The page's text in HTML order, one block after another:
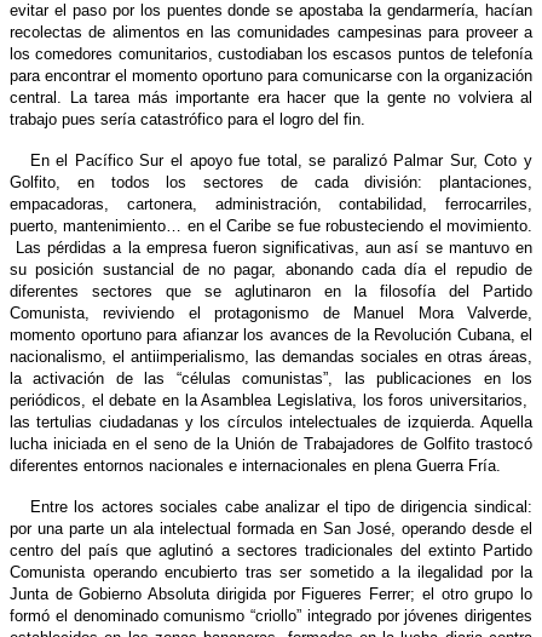
evitar el paso por los puentes donde se apostaba la gendarmería, hacían
recolectas de alimentos en las comunidades campesinas para proveer a
los comedores comunitarios, custodiaban los escasos puntos de telefonía
para encontrar el momento oportuno para comunicarse con la organización
central. La tarea más importante era hacer que la gente no volviera al
trabajo pues sería catastrófico para el logro del fin.
En el Pacífico Sur el apoyo fue total, se paralizó Palmar Sur, Coto y
Golfito, en todos los sectores de cada división: plantaciones,
empacadoras, cartonera, administración, contabilidad, ferrocarriles,
puerto, mantenimiento… en el Caribe se fue robusteciendo el movimiento.
Las pérdidas a la empresa fueron significativas, aun así se mantuvo en
su posición sustancial de no pagar, abonando cada día el repudio de
diferentes sectores que se aglutinaron en la filosofía del Partido
Comunista, reviviendo el protagonismo de Manuel Mora Valverde,
momento oportuno para afianzar los avances de la Revolución Cubana, el
nacionalismo, el antiimperialismo, las demandas sociales en otras áreas,
la activación de las “células comunistas”, las publicaciones en los
periódicos, el debate en la Asamblea Legislativa, los foros universitarios,
las tertulias ciudadanas y los círculos intelectuales de izquierda. Aquella
lucha iniciada en el seno de la Unión de Trabajadores de Golfito trastocó
diferentes entornos nacionales e internacionales en plena Guerra Fría.
Entre los actores sociales cabe analizar el tipo de dirigencia sindical:
por una parte un ala intelectual formada en San José, operando desde el
centro del país que aglutinó a sectores tradicionales del extinto Partido
Comunista operando encubierto tras ser sometido a la ilegalidad por la
Junta de Gobierno Absoluta dirigida por Figueres Ferrer; el otro grupo lo
formó el denominado comunismo “criollo” integrado por jóvenes dirigentes